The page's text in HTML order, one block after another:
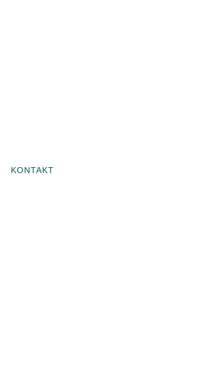
KONTAKT